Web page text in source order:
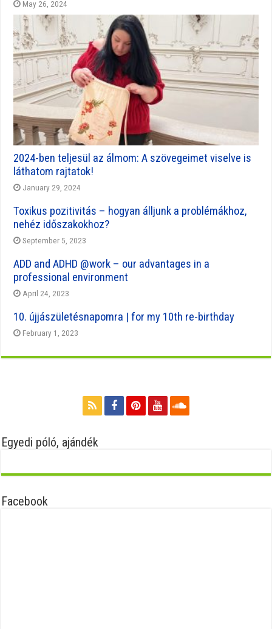
May 26, 2024
2024-ben teljesül az álmom: A szövegeimet viselve is
láthatom rajtatok!
January 29, 2024
Toxikus pozitivitás – hogyan álljunk a problémákhoz,
nehéz időszakokhoz?
September 5, 2023
ADD and ADHD @work – our advantages in a
professional environment
April 24, 2023
10. újjászületésnapomra | for my 10th re-birthday
February 1, 2023
Egyedi póló, ajándék
Facebook